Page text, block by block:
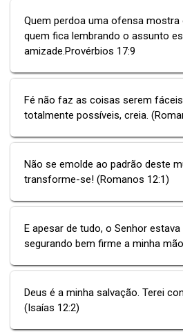
Quem perdoa uma ofensa mostra
quem fica lembrando o assunto
amizade.Provérbios 17:9
Fé não faz as coisas serem
totalmente possíveis, creia.
Não se emolde ao padrão deste
transforme-se! (Romanos 12:1)
E apesar de tudo, o Senhor
segurando bem firme a minha
Deus é a minha salvação. Terei
(Isaías 12:2)